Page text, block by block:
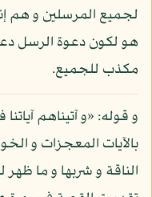
لجميع المرسلين و هم
هو لكون دعوة الرسل
مكذب للجميع.
و قوله: «و آتيناهم
بالآيات المعجزات و
الناقة و شربها و ما